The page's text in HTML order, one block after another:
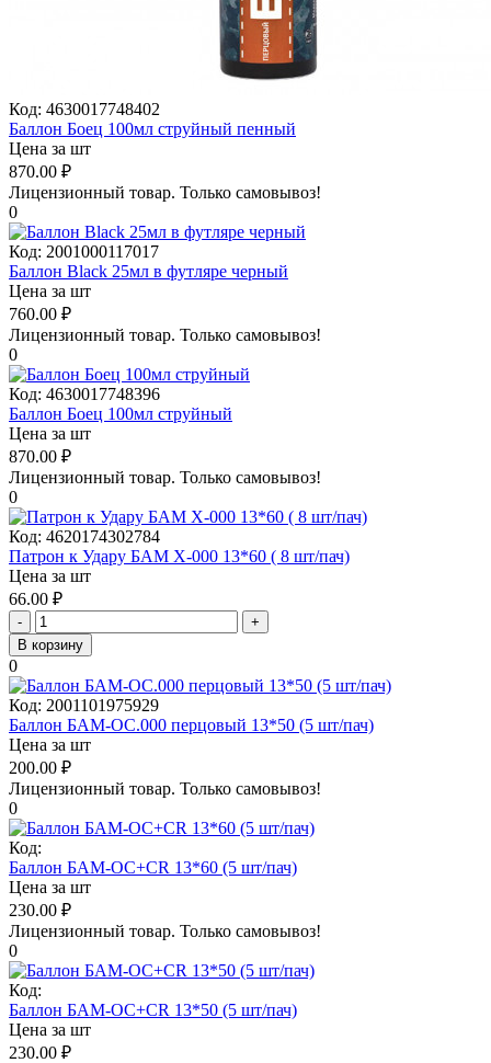
Код: 4630017748402
Баллон Боец 100мл струйный пенный
Цена за шт
870.00 ₽
Лицензионный товар. Только самовывоз!
0
Код: 2001000117017
Баллон Black 25мл в футляре черный
Цена за шт
760.00 ₽
Лицензионный товар. Только самовывоз!
0
Код: 4630017748396
Баллон Боец 100мл струйный
Цена за шт
870.00 ₽
Лицензионный товар. Только самовывоз!
0
Код: 4620174302784
Патрон к Удару БАМ X-000 13*60 ( 8 шт/пач)
Цена за шт
66.00 ₽
-
+
В корзину
0
Код: 2001101975929
Баллон БАМ-ОС.000 перцовый 13*50 (5 шт/пач)
Цена за шт
200.00 ₽
Лицензионный товар. Только самовывоз!
0
Код:
Баллон БАМ-ОС+CR 13*60 (5 шт/пач)
Цена за шт
230.00 ₽
Лицензионный товар. Только самовывоз!
0
Код:
Баллон БАМ-ОС+CR 13*50 (5 шт/пач)
Цена за шт
230.00 ₽